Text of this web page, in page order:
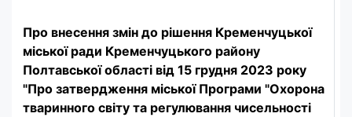
Про внесення змін до рішення Кременчуцької
міської ради Кременчуцького району
Полтавської області від 15 грудня 2023 року
"Про затвердження міської Програми "Охорона
тваринного світу та регулювання чисельності